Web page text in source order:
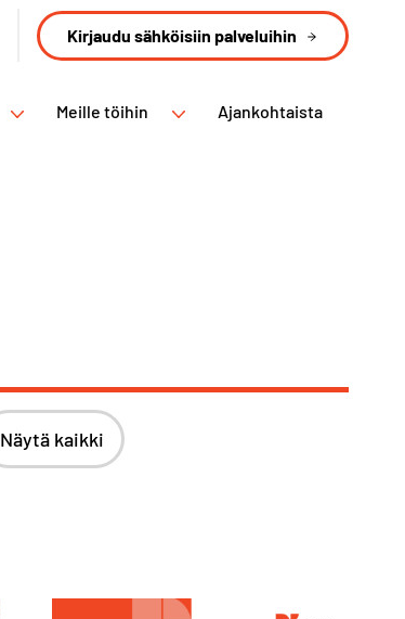
Kirjaudu sähköisiin palveluihin
Meille töihin Ajankohtaista
Näytä kaikki